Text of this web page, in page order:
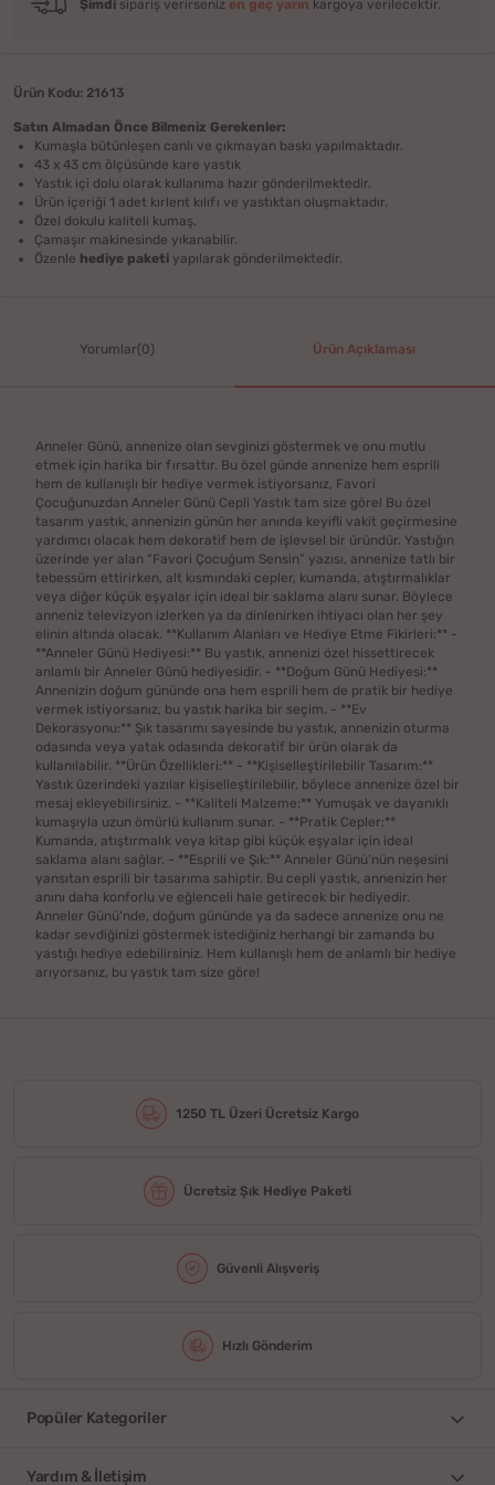
Şimdi sipariş verirseniz en geç yarın kargoya verilecektir.
Ürün Kodu: 21613
Satın Almadan Önce Bilmeniz Gerekenler:
Kumaşla bütünleşen canlı ve çıkmayan baskı yapılmaktadır.
43 x 43 cm ölçüsünde kare yastık
Yastık içi dolu olarak kullanıma hazır gönderilmektedir.
Ürün içeriği 1 adet kırlent kılıfı ve yastıktan oluşmaktadır.
Özel dokulu kaliteli kumaş.
Çamaşır makinesinde yıkanabilir.
Özenle hediye paketi yapılarak gönderilmektedir.
Yorumlar(0) Ürün Açıklaması
Anneler Günü, annenize olan sevginizi göstermek ve onu mutlu
etmek için harika bir fırsattır. Bu özel günde annenize hem esprili
hem de kullanışlı bir hediye vermek istiyorsanız, Favori
Çocuğunuzdan Anneler Günü Cepli Yastık tam size göre! Bu özel
tasarım yastık, annenizin günün her anında keyifli vakit geçirmesine
yardımcı olacak hem dekoratif hem de işlevsel bir üründür. Yastığın
üzerinde yer alan “Favori Çocuğum Sensin” yazısı, annenize tatlı bir
tebessüm ettirirken, alt kısmındaki cepler, kumanda, atıştırmalıklar
veya diğer küçük eşyalar için ideal bir saklama alanı sunar. Böylece
anneniz televizyon izlerken ya da dinlenirken ihtiyacı olan her şey
elinin altında olacak. **Kullanım Alanları ve Hediye Etme Fikirleri:** -
**Anneler Günü Hediyesi:** Bu yastık, annenizi özel hissettirecek
anlamlı bir Anneler Günü hediyesidir. - **Doğum Günü Hediyesi:**
Annenizin doğum gününde ona hem esprili hem de pratik bir hediye
vermek istiyorsanız, bu yastık harika bir seçim. - **Ev
Dekorasyonu:** Şık tasarımı sayesinde bu yastık, annenizin oturma
odasında veya yatak odasında dekoratif bir ürün olarak da
kullanılabilir. **Ürün Özellikleri:** - **Kişiselleştirilebilir Tasarım:**
Yastık üzerindeki yazılar kişiselleştirilebilir, böylece annenize özel bir
mesaj ekleyebilirsiniz. - **Kaliteli Malzeme:** Yumuşak ve dayanıklı
kumaşıyla uzun ömürlü kullanım sunar. - **Pratik Cepler:**
Kumanda, atıştırmalık veya kitap gibi küçük eşyalar için ideal
saklama alanı sağlar. - **Esprili ve Şık:** Anneler Günü’nün neşesini
yansıtan esprili bir tasarıma sahiptir. Bu cepli yastık, annenizin her
anını daha konforlu ve eğlenceli hale getirecek bir hediyedir.
Anneler Günü'nde, doğum gününde ya da sadece annenize onu ne
kadar sevdiğinizi göstermek istediğiniz herhangi bir zamanda bu
yastığı hediye edebilirsiniz. Hem kullanışlı hem de anlamlı bir hediye
arıyorsanız, bu yastık tam size göre!
1250 TL Üzeri Ücretsiz Kargo
Ücretsiz Şık Hediye Paketi
Güvenli Alışveriş
Hızlı Gönderim
Popüler Kategoriler
Yardım & İletişim